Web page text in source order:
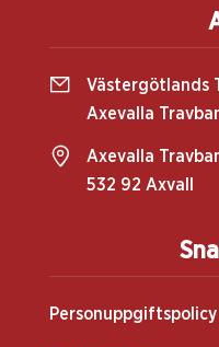
Personuppgiftspolicy
Västergötlands
Axevalla
Axevalla
532 92 Axvall